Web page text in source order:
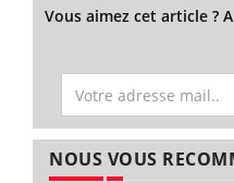
Vous aimez cet article ?
NOUS VOUS